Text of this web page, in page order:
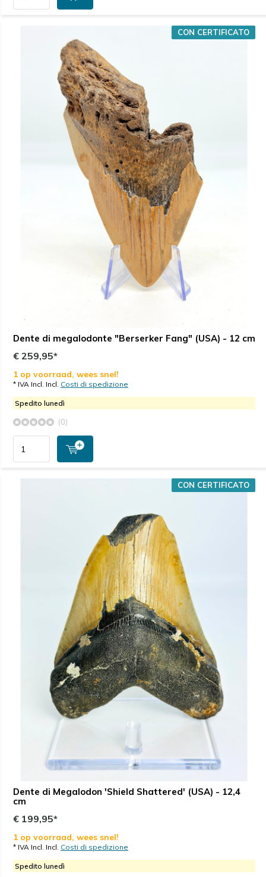
Dente di megalodonte "Berserker Fang" (USA) - 12 cm
CON CERTIFICATO
€ 259,95*
1 op voorraad, wees snel!
* IVA Incl. Incl. Costi di spedizione
Spedito lunedì
(0)
Dente di Megalodon 'Shield Shattered' (USA) - 12,4
cm
CON CERTIFICATO
€ 199,95*
1 op voorraad, wees snel!
* IVA Incl. Incl. Costi di spedizione
Spedito lunedì